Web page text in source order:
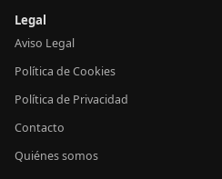
Legal
Aviso Legal
Política de Cookies
Política de Privacidad
Contacto
Quiénes somos